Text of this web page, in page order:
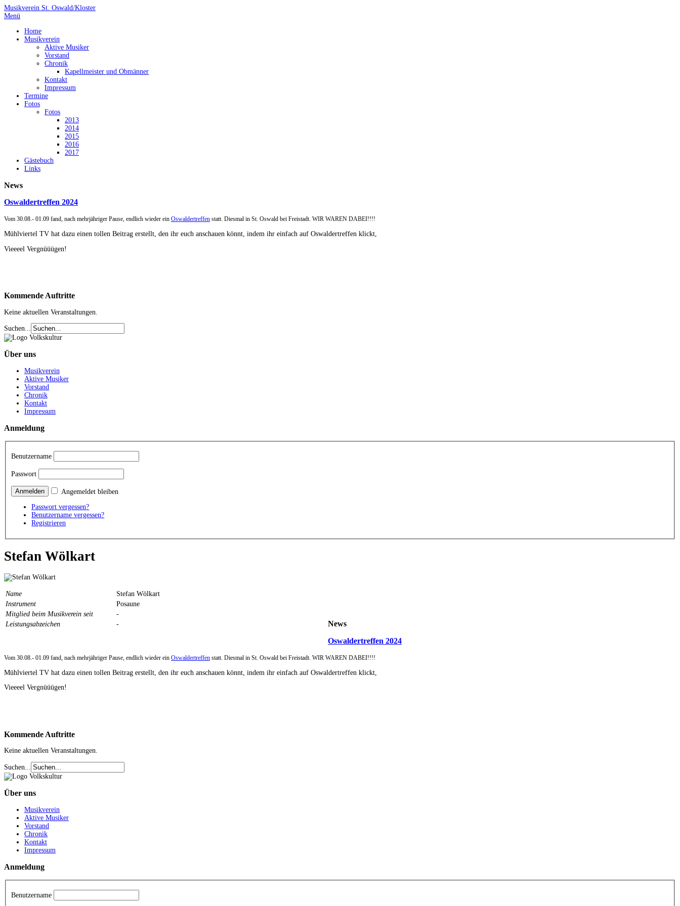
Musikverein St. Oswald/Kloster
Menü
Home
Musikverein
Aktive Musiker
Vorstand
Chronik
Kapellmeister und Obmänner
Kontakt
Impressum
Termine
Fotos
Fotos
2013
2014
2015
2016
2017
Gästebuch
Links
News
Oswaldertreffen 2024
Vom 30.08.- 01.09 fand, nach mehrjähriger Pause, endlich wieder ein Oswaldertreffen statt. Diesmal in St. Oswald bei Freistadt. WIR WAREN DABEI!!!!
Mühlviertel TV hat dazu einen tollen Beitrag erstellt, den ihr euch anschauen könnt, indem ihr einfach auf Oswaldertreffen klickt,
Vieeeel Vergnüüügen!
Kommende Auftritte
Keine aktuellen Veranstaltungen.
Suchen...
Über uns
Musikverein
Aktive Musiker
Vorstand
Chronik
Kontakt
Impressum
Anmeldung
Benutzername
Passwort
Angemeldet bleiben
Passwort vergessen?
Benutzername vergessen?
Registrieren
Stefan Wölkart
Name
Stefan Wölkart
Instrument
Posaune
Mitglied beim Musikverein seit
-
Leistungsabzeichen
-
News
Oswaldertreffen 2024
Vom 30.08.- 01.09 fand, nach mehrjähriger Pause, endlich wieder ein Oswaldertreffen statt. Diesmal in St. Oswald bei Freistadt. WIR WAREN DABEI!!!!
Mühlviertel TV hat dazu einen tollen Beitrag erstellt, den ihr euch anschauen könnt, indem ihr einfach auf Oswaldertreffen klickt,
Vieeeel Vergnüüügen!
Kommende Auftritte
Keine aktuellen Veranstaltungen.
Suchen...
Über uns
Musikverein
Aktive Musiker
Vorstand
Chronik
Kontakt
Impressum
Anmeldung
Benutzername